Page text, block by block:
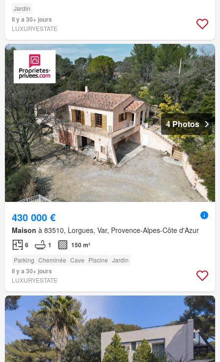
Jardin
Il y a 30+ jours
LUXURYESTATE
4 Photos
430 000 €
Maison à 83510, Lorgues, Var, Provence-Alpes-Côte d'Azur
6 1 150 m²
Parking Cheminée Cave Piscine Jardin
Il y a 30+ jours
LUXURYESTATE